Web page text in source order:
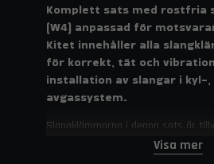
Komplett sats med rostfria
(W4) anpassad för
Kitet innehåller alla
för korrekt, tät och
installation av slangar i kyl-
avgassystem.
Slangklämmorna i denna sats är
stål (W4) med mycket god
lång livslängd. De stämplade
Visa mer